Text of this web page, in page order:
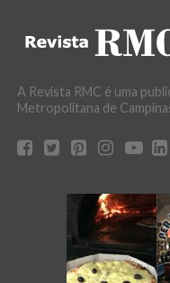
A Revista RMC é uma
Metropolitana de